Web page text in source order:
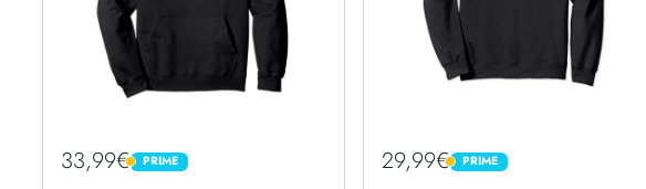
33,99€ PRIME
PRIME 29,99€ PRIME
PRIME